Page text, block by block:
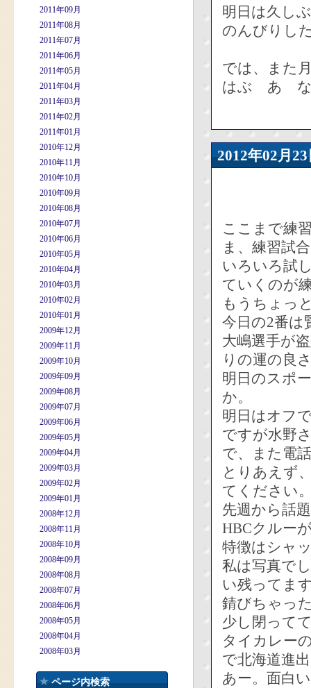
2011年09月
2011年08月
2011年07月
2011年06月
2011年05月
2011年04月
2011年03月
2011年02月
2011年01月
2010年12月
2010年11月
2010年10月
2010年09月
2010年08月
2010年07月
2010年06月
2010年05月
2010年04月
2010年03月
2010年02月
2010年01月
2009年12月
2009年11月
2009年10月
2009年09月
2009年08月
2009年07月
2009年06月
2009年05月
2009年04月
2009年03月
2009年02月
2009年01月
2008年12月
2008年11月
2008年10月
2008年09月
2008年08月
2008年07月
2008年06月
2008年05月
2008年04月
2008年03月
ページ内検索
明日は久し
のんびりし
では、また
はぶ あ な
2012年02
ここまで練
ま、練習試
いろいろ試
ていくのが
もうちょっ
今日の2番は
大嶋選手が
りの運の良
明日のスポ
か。
明日はオフ
ですが水野
で、また電
とりあえず
てください
先週から話
HBCクルー
特徴はシャ
私は写真で
い残ってま
錆びちゃっ
少し閉って
タイカレー
で北海道進
あー。面白